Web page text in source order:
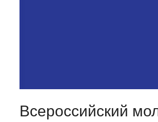
Всероссийский